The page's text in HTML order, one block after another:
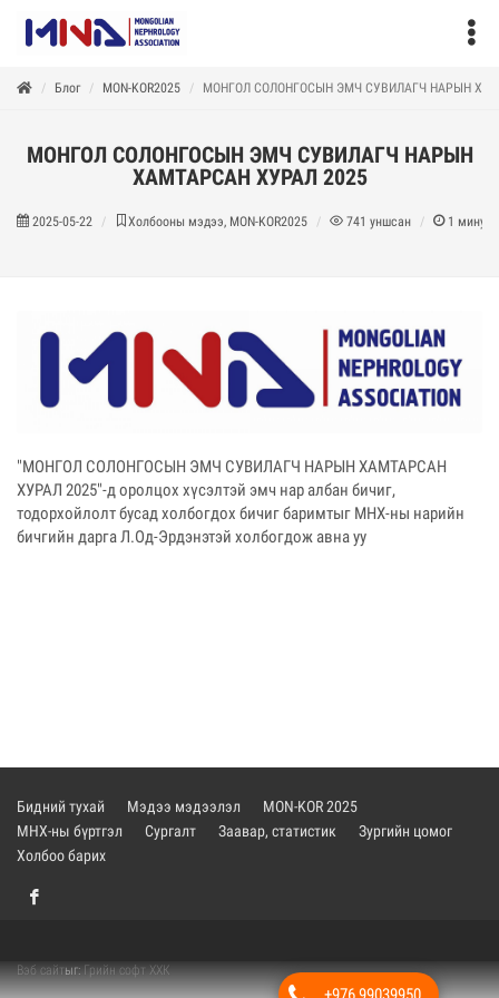
Блог MON-KOR2025 МОНГОЛ СОЛОНГОСЫН ЭМЧ СУВИЛАГЧ НАРЫН
МОНГОЛ СОЛОНГОСЫН ЭМЧ СУВИЛАГЧ НАРЫН
ХАМТАРСАН ХУРАЛ 2025
2025-05-22 Холбооны мэдээ, MON-KOR2025 741 уншсан 1 минут
"МОНГОЛ СОЛОНГОСЫН ЭМЧ СУВИЛАГЧ НАРЫН ХАМТАРСАН
ХУРАЛ 2025"-д оролцох хүсэлтэй эмч нар албан бичиг,
тодорхойлолт бусад холбогдох бичиг баримтыг МНХ-ны нарийн
бичгийн дарга Л.Од-Эрдэнэтэй холбогдож авна уу
Бидний тухай Мэдээ мэдээлэл
MON-KOR 2025
МНХ-ны бүртгэл
Сургалт Заавар, статистик
Зургийн цомог
Холбоо барих
Вэб сайтыг:Грийн софт ХХК